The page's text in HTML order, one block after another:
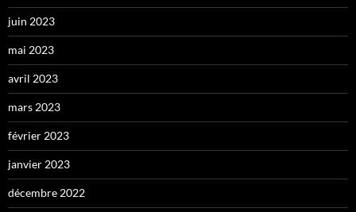
juin 2023
mai 2023
avril 2023
mars 2023
février 2023
janvier 2023
décembre 2022